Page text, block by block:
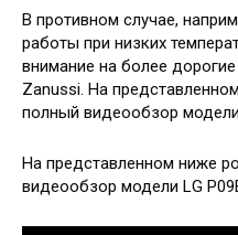
В противном случае,
работы при низких
внимание на более
Zanussi. На
полный видеообзор модели
На представленном ниже
видеообзор модели LG